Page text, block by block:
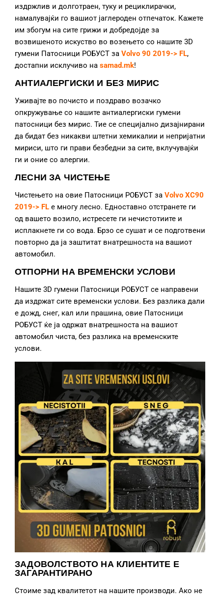
издржлив и долготраен, туку и рециклирачки,
намалувајќи го вашиот јаглероден отпечаток. Кажете
им збогум на сите грижи и добредојде за
возвишеното искуство во возењето со нашите 3D
гумени Патосници РОБУСТ за Volvo 90 2019-> FL,
достапни исклучиво на samad.mk!
АНТИАЛЕРГИСКИ И БЕЗ МИРИС
Уживајте во почисто и поздраво возачко
опкружување со нашите антиалергиски гумени
патосници без мирис. Тие се специјално дизајнирани
да бидат без никакви штетни хемикалии и непријатни
мириси, што ги прави безбедни за сите, вклучувајќи
ги и оние со алергии.
ЛЕСНИ ЗА ЧИСТЕЊЕ
Чистењето на овие Патосници РОБУСТ за Volvo XC90
2019-> FL е многу лесно. Едноставно отстранете ги
од вашето возило, истресете ги нечистотиите и
исплакнете ги со вода. Брзо се сушат и се подготвени
повторно да ја заштитат внатрешноста на вашиот
автомобил.
ОТПОРНИ НА ВРЕМЕНСКИ УСЛОВИ
Нашите 3D гумени Патосници РОБУСТ се направени
да издржат сите временски услови. Без разлика дали
е дожд, снег, кал или прашина, овие Патосници
РОБУСТ ќе ја одржат внатрешноста на вашиот
автомобил чиста, без разлика на временските
услови.
ЗАДОВОЛСТВОТО НА КЛИЕНТИТЕ Е
ЗАГАРАНТИРАНО
Стоиме зад квалитетот на нашите производи. Ако не